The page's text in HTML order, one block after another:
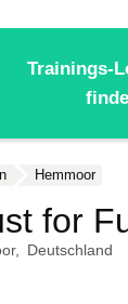
Trainings-
Hemmoor
for
Deutschland